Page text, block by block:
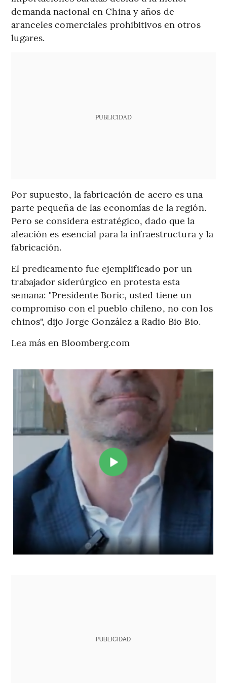
demanda nacional en China y años de
aranceles comerciales prohibitivos en otros
lugares.
PUBLICIDAD
Por supuesto, la fabricación de acero es una
parte pequeña de las economías de la región.
Pero se considera estratégico, dado que la
aleación es esencial para la infraestructura y la
fabricación.
El predicamento fue ejemplificado por un
trabajador siderúrgico en protesta esta
semana: "Presidente Boric, usted tiene un
compromiso con el pueblo chileno, no con los
chinos", dijo Jorge González a Radio Bio Bio.
Lea más en Bloomberg.com
PUBLICIDAD